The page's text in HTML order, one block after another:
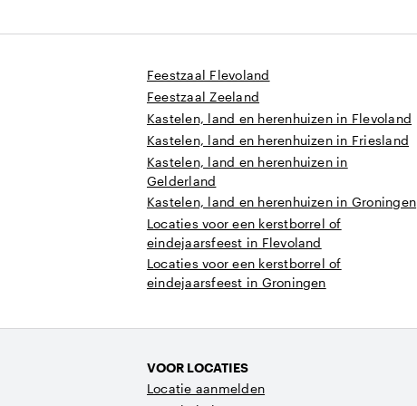
Feestzaal Flevoland
Feestzaal Zeeland
Kastelen, land en herenhuizen in Flevoland
Kastelen, land en herenhuizen in Friesland
Kastelen, land en herenhuizen in
Gelderland
Kastelen, land en herenhuizen in Groningen
Locaties voor een kerstborrel of
eindejaarsfeest in Flevoland
Locaties voor een kerstborrel of
eindejaarsfeest in Groningen
VOOR LOCATIES
Locatie aanmelden